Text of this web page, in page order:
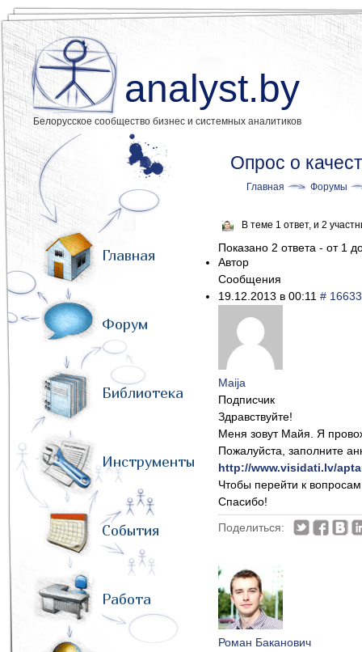
analyst.by
Белорусское сообщество бизнес и системных аналитиков
Главная
Форум
Библиотека
Инструменты
События
Работа
Опрос о
Главная Форумы
В теме 1 ответ, и 2
Показано 2 ответа - от 1
Автор
Сообщения
19.12.2013 в 00:11 # 16633
Maija
Подписчик
Здравствуйте!
Меня зовут Майя. Я
Пожалуйста, заполните
http://www.visidati.lv/
Чтобы перейти к
Спасибо!
Поделиться:
Роман Баканович